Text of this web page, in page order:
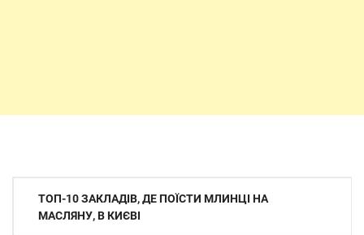
Навігація
записів
ТОП-10 ЗАКЛАДІВ, ДЕ ПОЇСТИ МЛИНЦІ НА
МАСЛЯНУ, В КИЄВІ